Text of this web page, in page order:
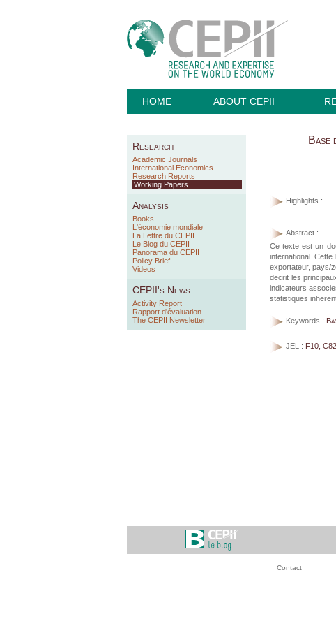
HOME ABOUT CEPII
Research
Academic Journals
International Economics
Research Reports
Working Papers
Analysis
Books
L'économie mondiale
La Lettre du CEPII
Le Blog du CEPII
Panorama du CEPII
Policy Brief
Videos
CEPII's News
Activity Report
Rapport d'évaluation
The CEPII Newsletter
Base
Highlights :
Abstract :
Ce texte est un
international.
exportateur, pays/
decrit les
indicateurs
statistiques
Keywords :
JEL : F10, C82
Contact